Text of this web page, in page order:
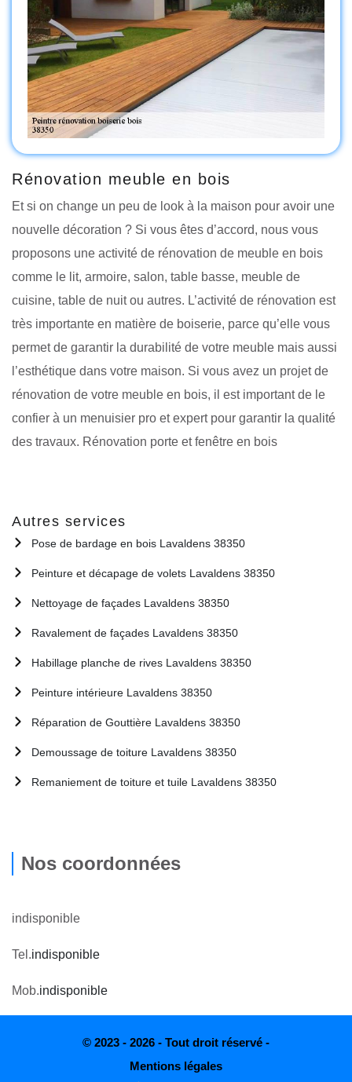
Rénovation meuble en bois
Et si on change un peu de look à la maison pour avoir une
nouvelle décoration ? Si vous êtes d’accord, nous vous
proposons une activité de rénovation de meuble en bois
comme le lit, armoire, salon, table basse, meuble de
cuisine, table de nuit ou autres. L’activité de rénovation est
très importante en matière de boiserie, parce qu’elle vous
permet de garantir la durabilité de votre meuble mais aussi
l’esthétique dans votre maison. Si vous avez un projet de
rénovation de votre meuble en bois, il est important de le
confier à un menuisier pro et expert pour garantir la qualité
des travaux. Rénovation porte et fenêtre en bois
Autres services
Pose de bardage en bois Lavaldens 38350
Peinture et décapage de volets Lavaldens 38350
Nettoyage de façades Lavaldens 38350
Ravalement de façades Lavaldens 38350
Habillage planche de rives Lavaldens 38350
Peinture intérieure Lavaldens 38350
Réparation de Gouttière Lavaldens 38350
Demoussage de toiture Lavaldens 38350
Remaniement de toiture et tuile Lavaldens 38350
Nos coordonnées
indisponible
Tel.indisponible
Mob.indisponible
© 2023 - 2026 - Tout droit réservé -
Mentions légales